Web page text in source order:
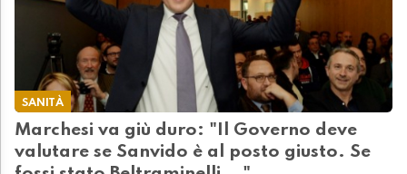
SANITÀ
Marchesi va giù duro: "Il Governo deve
valutare se Sanvido è al posto giusto. Se